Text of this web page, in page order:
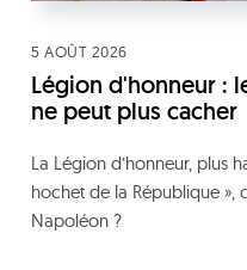
5 AOÛT 2026
Légion d'honneur :
ne peut plus cacher
La Légion d’honneur, plus
hochet de la République »,
Napoléon ?